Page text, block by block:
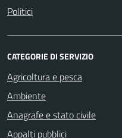
Politici
CATEGORIE DI SERVIZIO
Agricoltura e pesca
Ambiente
Anagrafe e stato civile
Appalti pubblici